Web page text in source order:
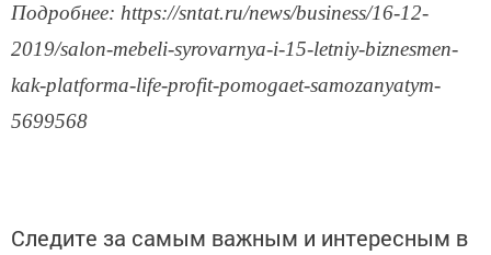
Подробнее: https://sntat.ru/news/business/16-12-
2019/salon-mebeli-syrovarnya-i-15-letniy-biznesmen-
kak-platforma-life-profit-pomogaet-samozanyatym-
5699568
Следите за самым важным и интересным в